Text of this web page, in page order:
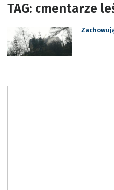
TAG: cmentarze